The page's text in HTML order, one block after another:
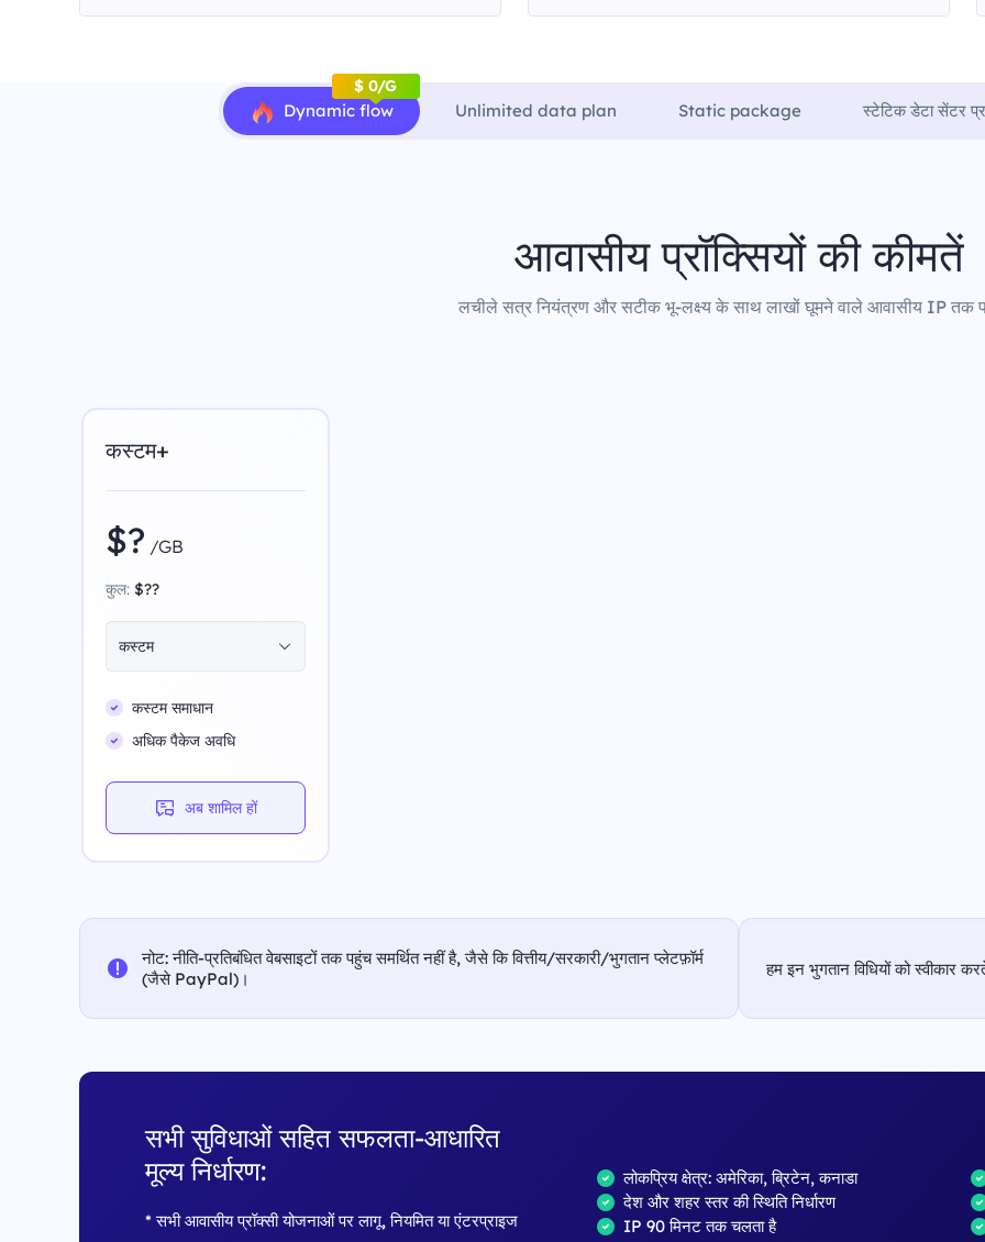
Dynamic flow
$ 0/G
Unlimited data plan Static package स्टेटिक डेटा सेंटर
आवासीय प्रॉक्सियों की कीमतें
लचीले सत्र नियंत्रण और सटीक भू-लक्ष्य के साथ लाखों घूमने वाले आवासीय IP तक
कस्टम+
$? /GB
कुल: $??
कस्टम
कस्टम समाधान
अधिक पैकेज अवधि
अब शामिल हों
नोट: नीति-प्रतिबंधित वेबसाइटों तक पहुंच समर्थित नहीं है, जैसे कि वित्तीय/सरकारी/भुगतान प्लेटफ़ॉर्म
(जैसे PayPal)।
हम इन भुगतान विधियों को स्वीकार
सभी सुविधाओं सहित सफलता-आधारित
मूल्य निर्धारण:
* सभी आवासीय प्रॉक्सी योजनाओं पर लागू, नियमित या एंटरप्राइज
लोकप्रिय क्षेत्र: अमेरिका, ब्रिटेन, कनाडा
देश और शहर स्तर की स्थिति निर्धारण
IP 90 मिनट तक चलता है